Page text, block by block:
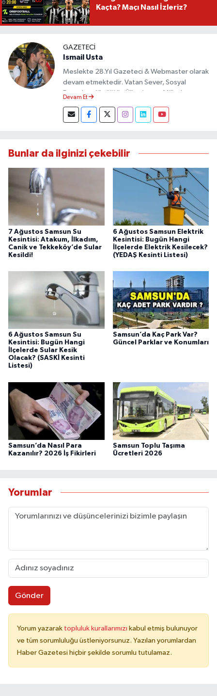
Kaçta? Maçı Nasıl İzleriz?
GAZETECI
Ismail Usta
Meslekte 28.Yıl Gazeteci & Webmaster olarak
devam etmektedir. Vatan Sever, Sosyal
Demokrat Kimliği ile Ülkesine ve Milletine
almıştır.
Devam Et
Bunlar da ilginizi çekebilir
7 Ağustos Samsun Su
Kesintisi: Atakum, İlkadım,
Canik ve Tekkeköy’de Sular
Kesildi!
6 Ağustos Samsun Elektrik
Kesintisi: Bugün Hangi
İlçelerde Elektrik Kesilecek?
(YEDAŞ Kesinti Listesi)
6 Ağustos Samsun Su
Kesintisi: Bugün Hangi
İlçelerde Sular Kesik
Olacak? (SASKİ Kesinti
Listesi)
Samsun’da Kaç Park Var?
Güncel Parklar ve Konumları
Samsun’da Nasıl Para
Kazanılır? 2026 İş Fikirleri
Samsun Toplu Taşıma
Ücretleri 2026
Yorumlar
Gönder
Yorum yazarak topluluk kurallarımızı kabul etmiş bulunuyor
ve tüm sorumluluğu üstleniyorsunuz. Yazılan yorumlardan
Haber Gazetesi hiçbir şekilde sorumlu tutulamaz.